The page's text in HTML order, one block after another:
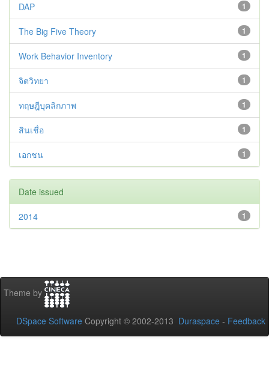
1
DAP
1
The Big Five Theory
1
Work Behavior Inventory
1
จิตวิทยา
1
ทฤษฎีบุคลิกภาพ
1
สินเชื่อ
1
เอกชน
Date issued
1
2014
Theme by
DSpace Software Copyright © 2002-2013 Duraspace - Feedback